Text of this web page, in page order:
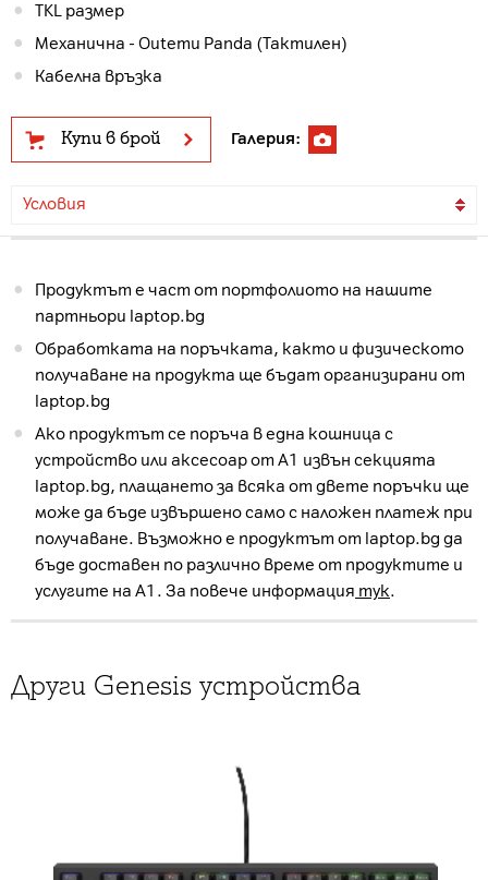
TKL размер
Механична - Outemu Panda (Тактилен)
Кабелна връзка
Купи в брой Галерия:
Условия
Продуктът е част от портфолиото на нашите
партньори laptop.bg
Обработката на поръчката, както и физическото
получаване на продукта ще бъдат организирани от
laptop.bg
Ако продуктът се поръча в една кошница с
устройство или аксесоар от А1 извън секцията
laptop.bg, плащането за всяка от двете поръчки ще
може да бъде извършено само с наложен платеж при
получаване. Възможно е продуктът от laptop.bg да
бъде доставен по различно време от продуктите и
услугите на А1. За повече информация тук.
Други Genesis устройства